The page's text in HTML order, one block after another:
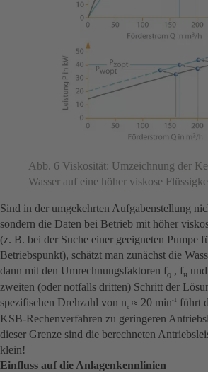
Abb. 6 Viskosität: Umzeichnung der
Wasser auf eine höher viskose
Sind in der umgekehrten Aufgabenstellung
sondern die Daten bei Betrieb mit höher
(z. B. bei der Suche einer geeigneten Pumpe
Betriebspunkt), schätzt man zunächst die
dann mit den Umrechnungsfaktoren fQ , f H
zweiten (oder notfalls dritten) Schritt der
spezifischen Drehzahl von ns ≈ 20 min-1
führt
KSB-Rechenverfahren zu geringeren
dieser Grenze sind die berechneten
klein!
Einfluss auf die Anlagenkennlinien